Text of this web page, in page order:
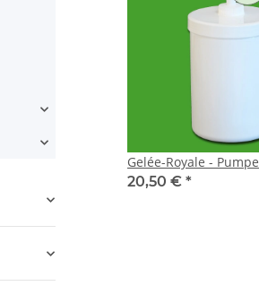
Gelée-Royale - Pumpe
20,50 € *